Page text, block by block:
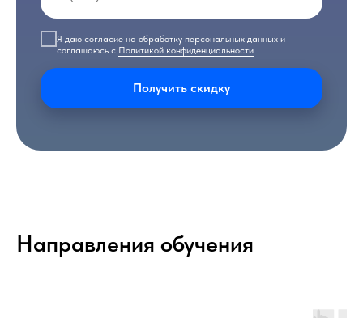
Я даю согласие на обработку персональных данных и
соглашаюсь с Политикой конфиденциальности
Получить скидку
Направления обучения